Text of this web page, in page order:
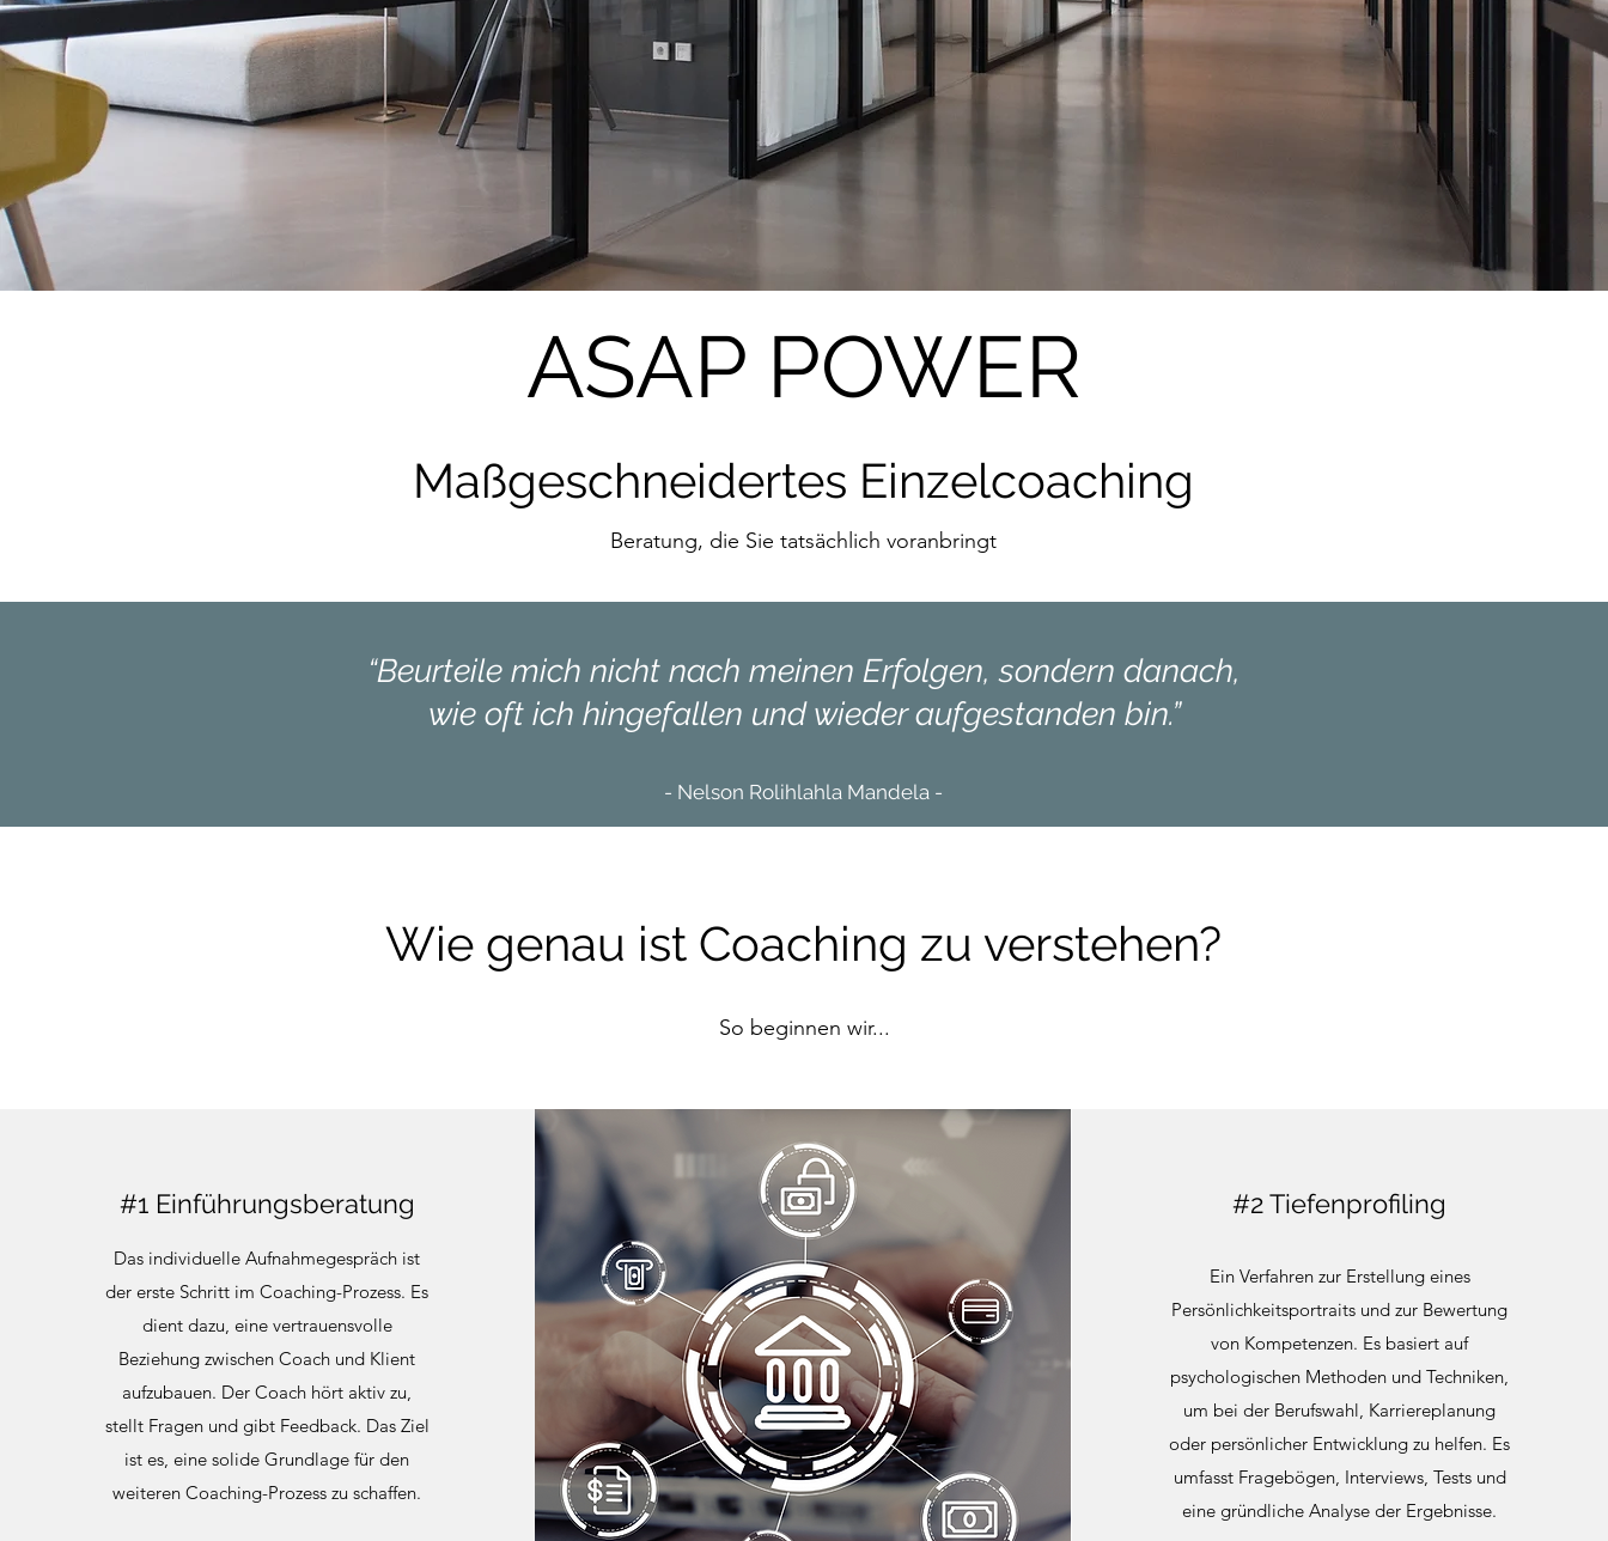
ASAP POWER
Maßgeschneidertes Einzelcoaching
Beratung, die Sie tatsächlich voranbringt
“Beurteile mich nicht nach meinen Erfolgen, sondern danach,
wie oft ich hingefallen und wieder aufgestanden bin.”
- Nelson Rolihlahla Mandela -
Wie genau ist Coaching zu verstehen?
So beginnen wir...
#1 Einführungsberatung
Das individuelle Aufnahmegespräch ist
der erste Schritt im Coaching-Prozess. Es
dient dazu, eine vertrauensvolle
Beziehung zwischen Coach und Klient
aufzubauen. Der Coach hört aktiv zu,
stellt Fragen und gibt Feedback. Das Ziel
ist es, eine solide Grundlage für den
weiteren Coaching-Prozess zu schaffen.
#2 Tiefenprofiling
Ein Verfahren zur Erstellung eines
Persönlichkeitsportraits und zur Bewertung
von Kompetenzen. Es basiert auf
psychologischen Methoden und Techniken,
um bei der Berufswahl, Karriereplanung
oder persönlicher Entwicklung zu helfen. Es
umfasst Fragebögen, Interviews, Tests und
eine gründliche Analyse der Ergebnisse.